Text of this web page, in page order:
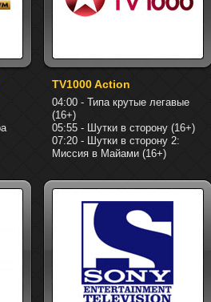
TV1000 Action
04:00 - Типа крутые легавые
(16+)
05:55 - Шутки в сторону (16+)
07:20 - Шутки в сторону 2:
Миссия в Майами (16+)